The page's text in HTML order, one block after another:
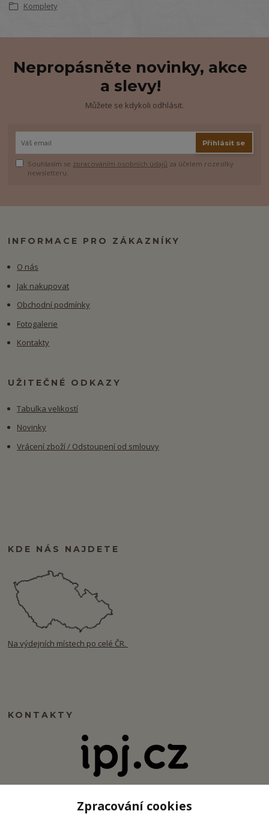
Komplety
Nepropásněte novinky, akce
a slevy!
Můžete se kdykoli odhlásit.
Přihlásit se
Souhlasím se zpracováním osobních údajů za účelem rozesílky
newsletteru.
INFORMACE PRO ZÁKAZNÍKY
O nás
Jak nakupovat
Obchodní podmínky
Fotogalerie
Kontakty
UŽITEČNÉ ODKAZY
Tabulka velikostí
Novinky
Vrácení zboží / Odstoupení od smlouvy
KDE NÁS NAJDETE
Na výdejních místech po celé ČR.
KONTAKTY
Zpracování cookies